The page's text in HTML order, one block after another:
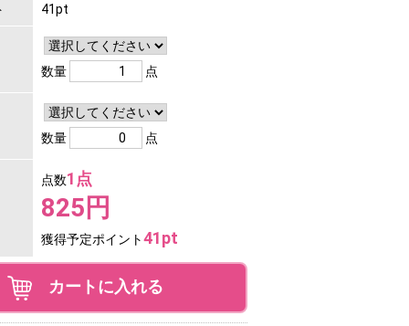
41pt
数量 点
数量 点
点数1点
825円
獲得予定ポイント41pt
カートに入れる